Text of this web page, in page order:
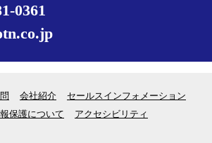
会社紹介
セールスインフォメーション
保護について
アクセシビリティ